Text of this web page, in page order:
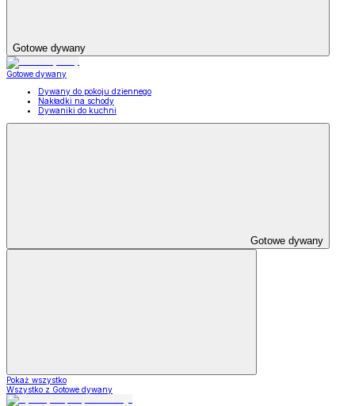
Gotowe dywany
Gotowe dywany
Dywany do pokoju dziennego
Nakładki na schody
Dywaniki do kuchni
Gotowe dywany
Pokaż wszystko
Wszystko z Gotowe dywany